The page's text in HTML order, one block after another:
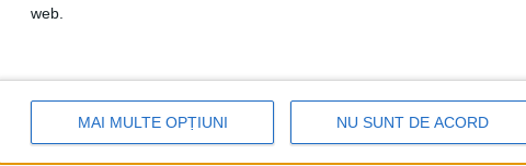
web.
MAI MULTE OPȚIUNI NU SUNT DE ACORD